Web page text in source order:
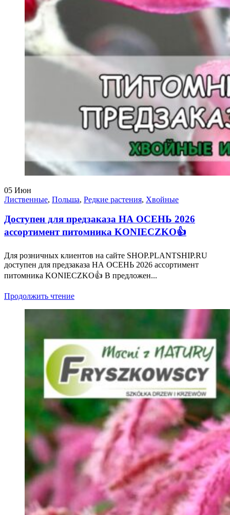
05 Июн
Лиственные, Польша, Редкие растения, Хвойные
Доступен для предзаказа НА ОСЕНЬ 2026
ассортимент питомника KONIECZKO👍
Для розничных клиентов на сайте SHOP.PLANTSHIP.RU
доступен для предзаказа НА ОСЕНЬ 2026 ассортимент
питомника KONIECZKO👍 В предложен...
Продолжить чтение